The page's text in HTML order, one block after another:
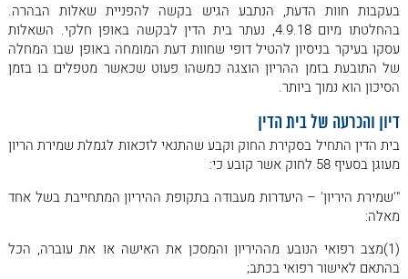
בעקבות חוות הדעת, הנתבע הגיש בקשה להפניית שאלות הבהרה.
בהחלטתו מיום 4.9.18, נעתר בית הדין לבקשה באופן חלקי. השאלות
עסקו בעיקר בניסיון להטיל דופי שחוות דעת המומחה באופן שבו המחלה
של התובעת בזמן ההריון הוצגה כמשהו פעוט שכאשר מטפלים בו בזמן
הסיכון הוא נמוך ביותר.
דיון והכרעה של בית הדין
בית הדין התחיל בסקירת החוק וקבע שהתנאי לזכאות לגמלת שמירת הריון
מעוגן בסעיף 58 לחוק אשר קובע כי:
"'שמירת היריון' – היעדרות מעבודה בתקופת ההיריון המתחייבת בשל אחד
מאלה:
(1)מצב רפואי הנובע מההיריון והמסכן את האישה או את עוברה, הכל
בהתאם לאישור רפואי בכתב;